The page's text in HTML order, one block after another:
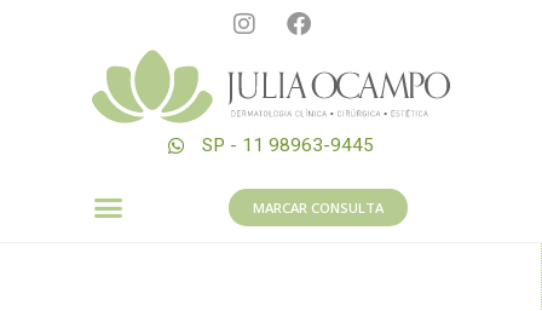
SP - 11 98963-9445
MARCAR CONSULTA